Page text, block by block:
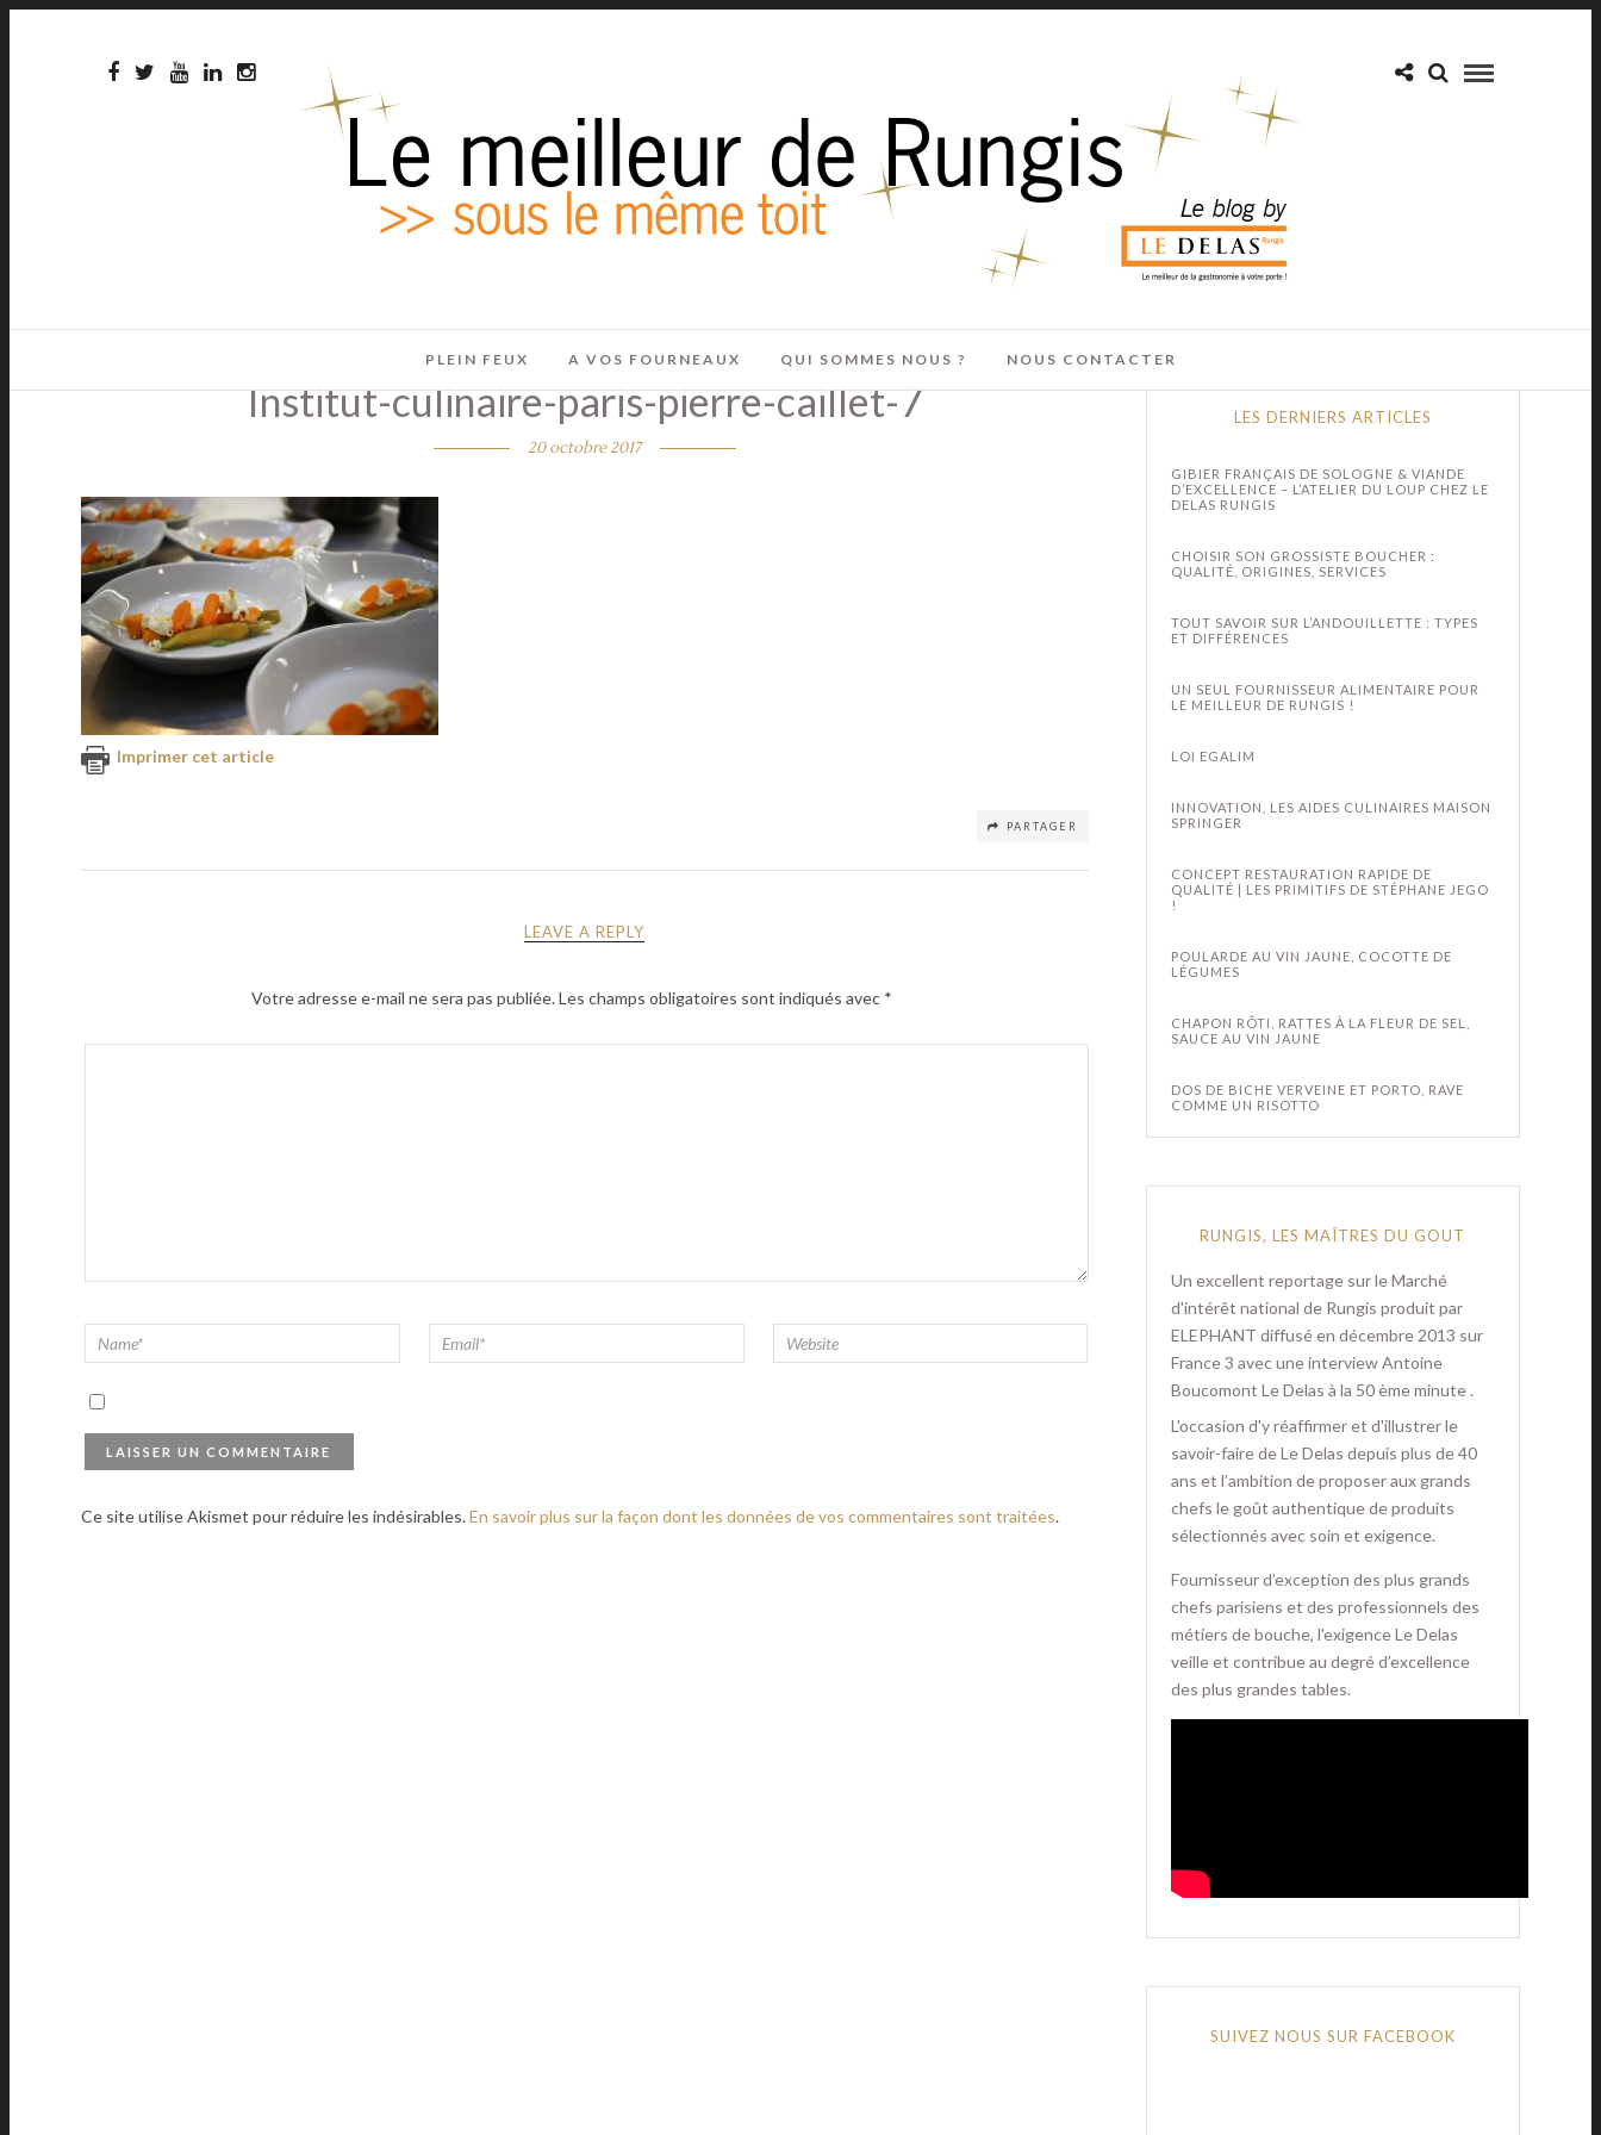
PLEIN FEUX A VOS FOURNEAUX QUI SOMMES NOUS ? NOUS CONTACTER
Institut-culinaire-paris-pierre-caillet-7
20 octobre 2017
Imprimer cet article
PARTAGER
LEAVE A REPLY
Votre adresse e-mail ne sera pas publiée.Les champs obligatoires sont indiqués avec *
Ce site utilise Akismet pour réduire les indésirables.En savoir plus sur la façon dont les données de vos commentaires sont traitées.
LES DERNIERS ARTICLES
GIBIER FRANÇAIS DE SOLOGNE & VIANDE
D’EXCELLENCE – L’ATELIER DU LOUP CHEZ LE
DELAS RUNGIS
CHOISIR SON GROSSISTE BOUCHER :
QUALITÉ, ORIGINES, SERVICES
TOUT SAVOIR SUR L’ANDOUILLETTE : TYPES
ET DIFFÉRENCES
UN SEUL FOURNISSEUR ALIMENTAIRE POUR
LE MEILLEUR DE RUNGIS !
LOI EGALIM
INNOVATION, LES AIDES CULINAIRES MAISON
SPRINGER
CONCEPT RESTAURATION RAPIDE DE
QUALITÉ | LES PRIMITIFS DE STÉPHANE JEGO
!
POULARDE AU VIN JAUNE, COCOTTE DE
LÉGUMES
CHAPON RÔTI, RATTES À LA FLEUR DE SEL,
SAUCE AU VIN JAUNE
DOS DE BICHE VERVEINE ET PORTO, RAVE
COMME UN RISOTTO
RUNGIS, LES MAÎTRES DU GOUT
Un excellent reportage sur le Marché
d'intérêt national de Rungis produit par
ELEPHANT diffusé en décembre 2013 sur
France 3 avec une interview Antoine
Boucomont Le Delas à la 50 ème minute .
L'occasion d'y réaffirmer et d'illustrer le
savoir-faire de Le Delas depuis plus de 40
ans et l’ambition de proposer aux grands
chefs le goût authentique de produits
sélectionnés avec soin et exigence.
Fournisseur d’exception des plus grands
chefs parisiens et des professionnels des
métiers de bouche, l'exigence Le Delas
veille et contribue au degré d’excellence
des plus grandes tables.
SUIVEZ NOUS SUR FACEBOOK